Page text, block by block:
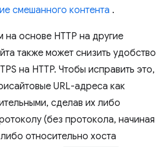
смешанного контента .
основе HTTP на другие
также может снизить удобство
на HTTP. Чтобы исправить это,
URL-адреса как
сделав их либо
(без протокола, начиная
относительно хоста